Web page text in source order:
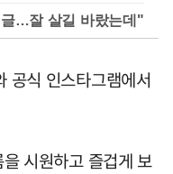
…잘 살길 바랐는데"
공식 인스타그램에서
시원하고 즐겁게 보